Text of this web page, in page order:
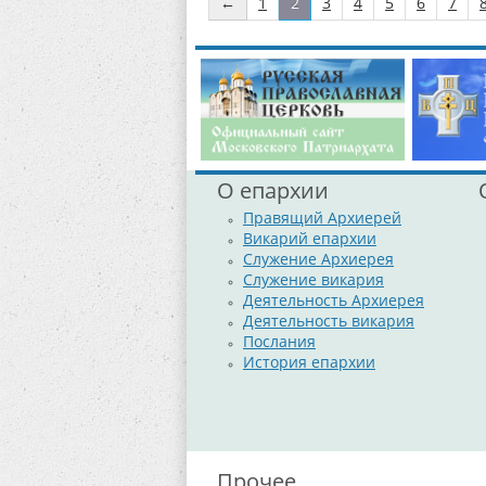
О епархии
Правящий Архиерей
Викарий епархии
Служение Архиерея
Служение викария
Деятельность Архиерея
Деятельность викария
Послания
История епархии